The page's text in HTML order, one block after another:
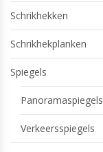
Schrikhekken
Schrikhekplanken
Spiegels
Panoramaspiegels
Verkeersspiegels